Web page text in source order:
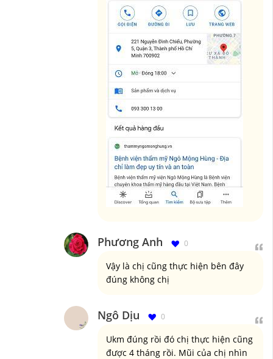
Phương Anh 0
Vậy là chị cũng thực hiện bên đây
đúng không chị
Ngô Dịu 0
Ukm đúng rồi đó chị thực hiện cũng
được 4 tháng rồi. Mũi của chị nhìn